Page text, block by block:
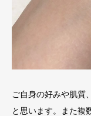
ご自身の好みや肌質
と思います。また複